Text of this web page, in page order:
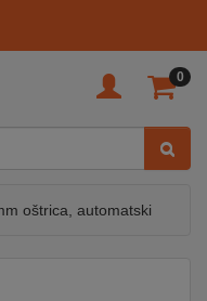
0
oštrica, automatski